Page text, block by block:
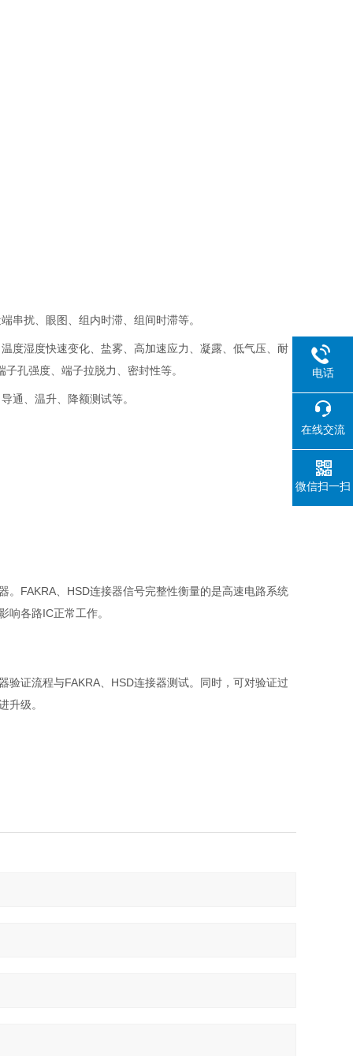
串扰、眼图、组内时滞、组间时滞等。
度湿度快速变化、盐雾、⾼加速应力、凝露、低⽓压、耐
孔强度、端子拉脱力、密封性等。
通、温升、降额测试等。
。 FAKRA HSD连接器信号完整性衡量的是⾼速电路系统
响各路IC正常⼯作。
验证流程与FAKRA HSD连接器测试。同时，可对验证过
升级。
电话
在线交流
微信扫一扫